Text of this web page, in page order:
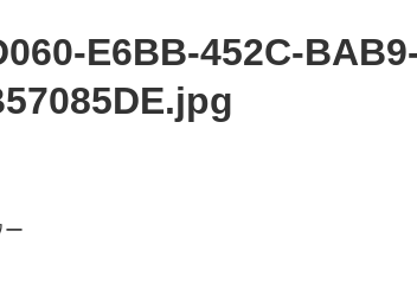
E6BB-452C-
ー